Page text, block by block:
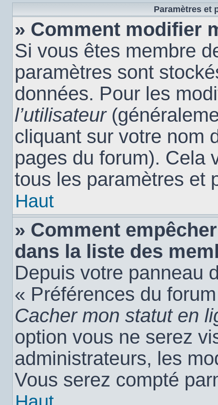
Paramètres et
» Comment modifier
Si vous êtes membre
paramètres sont
données. Pour les
l’utilisateur
cliquant sur votre nom
pages du forum). Cela
tous les paramètres et
Haut
» Comment
dans la liste des
Depuis votre panneau
« Préférences du
Cacher mon statut en
option vous ne serez
administrateurs, les
Vous serez compté